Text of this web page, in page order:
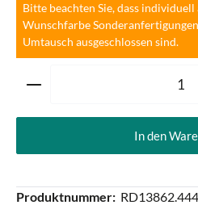
Bitte beachten Sie, dass
Wunschfarbe
Umtausch ausgeschlossen sind.
Produkt Anzahl: Gib den
In den
Produktnummer: